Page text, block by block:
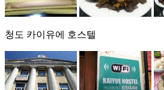
청도 카이유에 호스텔